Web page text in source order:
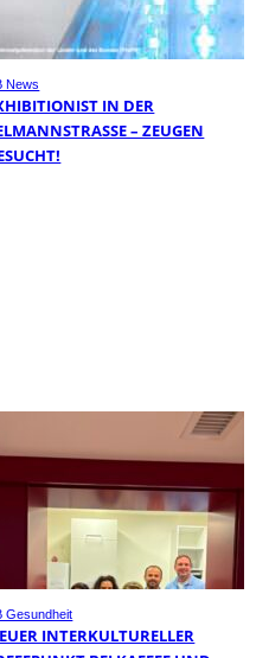
News
IN DER
– ZEUGEN G
Gesundheit
INTERKULTURELLER